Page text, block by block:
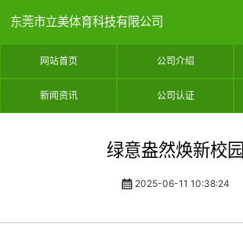
东莞市立美体育科技有限公司
网站首页 公司介绍
新闻资讯 公司认证
绿意盎然焕新校园
2025-06-11 10:38:24